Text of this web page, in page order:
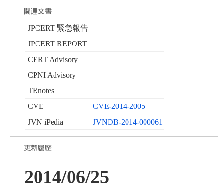
JPCERT 緊急報告
JPCERT REPORT
CERT Advisory
CPNI Advisory
TRnotes
CVE
CVE-2014-2005
JVN iPedia
JVNDB-2014-000061
2014/06/25